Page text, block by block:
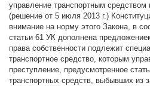
управление транспортным средством
(решение от 5 июля 2013 г.)
внимание на норму этого Закона, в
статьи 61 УК дополнена
права собственности подлежит
транспортное средство, которым
преступление, предусмотренное
транспортных средств, выбывших из